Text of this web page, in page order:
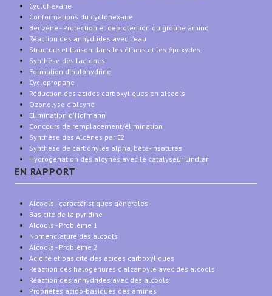
Cyclohexane
Conformations du cyclohexane
Benzène - Protection et déprotection du groupe amino
Réaction des anhydrides avec l'eau
Structure et liaison dans les éthers et les époxydes
Synthèse des lactones
Formation d'halohydrine
Cyclopropane
Réduction des acides carboxyliques en alcools
Ozonolyse d'alcyne
Élimination d'Hofmann
Concours de remplacement/élimination
Synthèse des Alcènes par E2
Synthèse de carbonyles alpha, bêta-insaturés
Hydrogénation des alcynes avec le catalyseur Lindlar
EN RAPPORT
Alcools - caractéristiques générales
Basicité de la pyridine
Alcools - Problème 1
Nomenclature des alcools
Alcools - Problème 2
Acidité et basicité des acides carboxyliques
Réaction des halogénures d'alcanoyle avec des alcools
Réaction des anhydrides avec des alcools
Propriétés acido-basiques des amines